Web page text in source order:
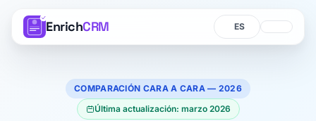
EnrichCRM Idioma
Idioma
COMPARACIÓN CARA A CARA — 2026
Última actualización: marzo 2026